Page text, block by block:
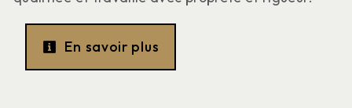
En savoir plus